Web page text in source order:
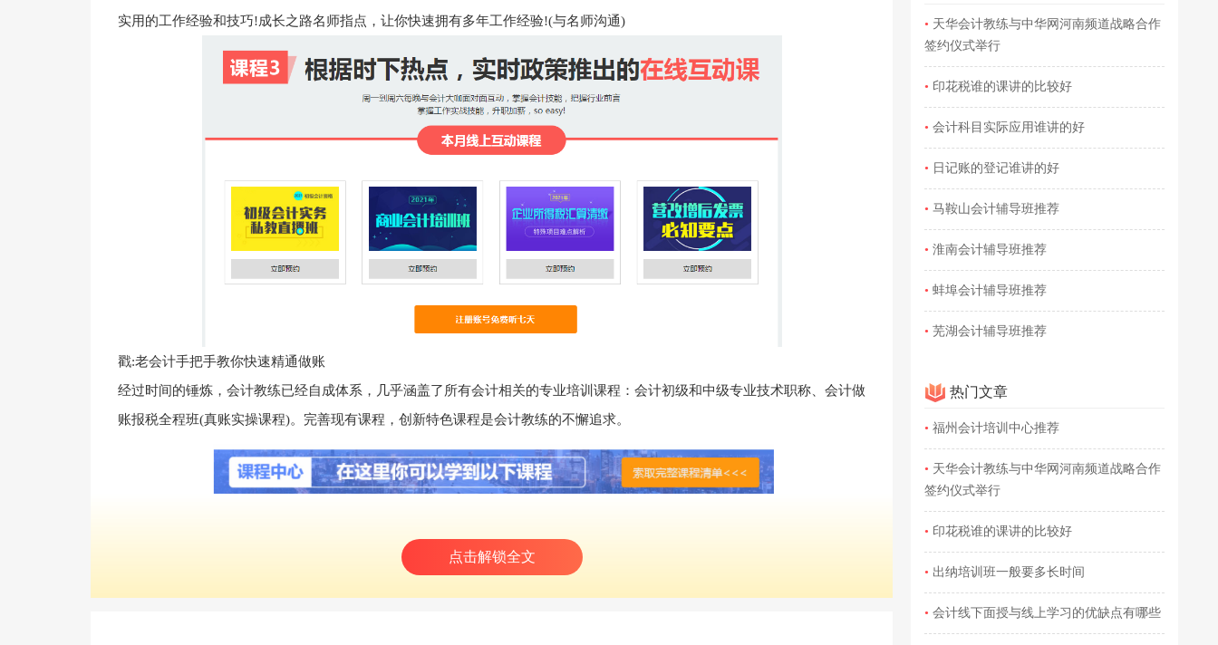
实用的工作经验和技巧!成长之路名师指点，让你快速拥有多年工作经验!(与名师沟通)
戳:老会计手把手教你快速精通做账
经过时间的锤炼，会计教练已经自成体系，几乎涵盖了所有会计相关的专业培训课程：会计初级和中级专业技术职称、会计做
账报税全程班(真账实操课程)。完善现有课程，创新特色课程是会计教练的不懈追求。
点击解锁全文
• 天华会计教练与中华网河南频道战略合作
签约仪式举行
• 印花税谁的课讲的比较好
• 会计科目实际应用谁讲的好
• 日记账的登记谁讲的好
• 马鞍山会计辅导班推荐
• 淮南会计辅导班推荐
• 蚌埠会计辅导班推荐
• 芜湖会计辅导班推荐
热门文章
• 福州会计培训中心推荐
• 天华会计教练与中华网河南频道战略合作
签约仪式举行
• 印花税谁的课讲的比较好
• 出纳培训班一般要多长时间
• 会计线下面授与线上学习的优缺点有哪些